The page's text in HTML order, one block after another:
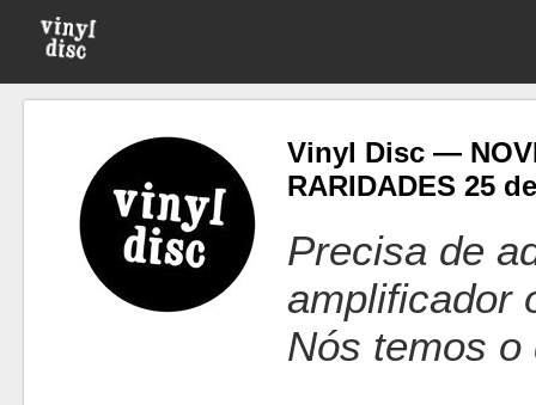
Vinyl Disc —
RARIDADES 25
Precisa de
amplificador
Nós temos o